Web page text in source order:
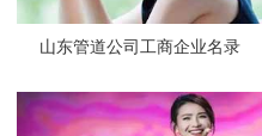
山东管道公司工商企业名录